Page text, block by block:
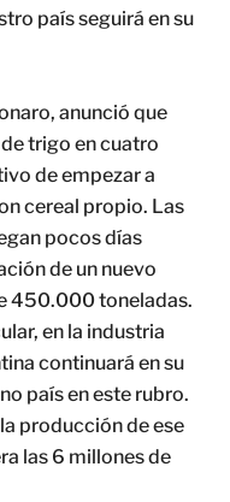
país seguirá en su
anunció que
trigo en cuatro
de empezar a
cereal propio. Las
pocos días
de un nuevo
450.000 toneladas.
en la industria
continuará en su
país en este rubro.
producción de ese
las 6 millones de